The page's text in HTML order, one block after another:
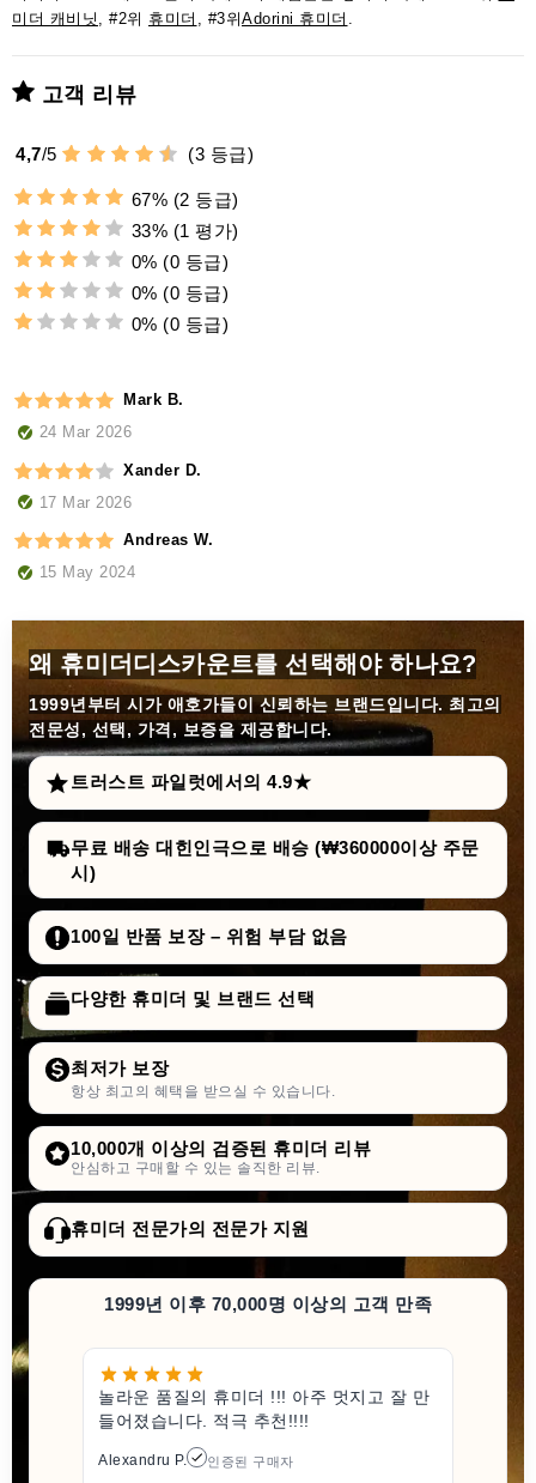
미더 캐비닛 , #2위 휴미더 , #3위Adorini 휴미더 .
고객 리뷰
4,7/5 (3 등급)
67% (2 등급)
33% (1 평가)
0% (0 등급)
0% (0 등급)
0% (0 등급)
Mark B.
24 Mar 2026
Xander D.
17 Mar 2026
Andreas W.
15 May 2024
왜 휴미더디스카운트를 선택해야 하나요?
1999년부터 시가 애호가들이 신뢰하는 브랜드입니다. 최고의
전문성, 선택, 가격, 보증을 제공합니다.
트러스트 파일럿에서의 4.9★
무료 배송 대힌인극으로 배승 (₩360000이상 주문
시)
100일 반품 보장 – 위험 부담 없음
다양한 휴미더 및 브랜드 선택
최저가 보장
항상 최고의 혜택을 받으실 수 있습니다.
10,000개 이상의 검증된 휴미더 리뷰
안심하고 구매할 수 있는 솔직한 리뷰.
휴미더 전문가의 전문가 지원
1999년 이후 70,000명 이상의 고객 만족
놀라운 품질의 휴미더 !!! 아주 멋지고 잘 만
들어졌습니다. 적극 추천!!!!
Alexandru P. 인증된 구매자